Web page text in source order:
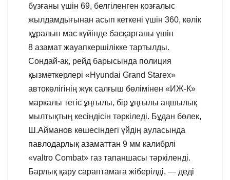
бұзғаны үшін 69, белгіленген қозғалыс
жылдамдығынан асып кеткені үшін 360, көлік
құралын мас күйінде басқарғаны үшін
8 азамат жауапкершілікке тартылды.
Сондай-ақ, рейд барысында полиция
қызметкерлері «Нyundai Grand Starex»
автокөлігінің жүк салғыш бөлімінен «ИЖ-К»
маркалы тегіс ұңғылы, бір ұңғылы аңшылық
мылтықтың кесіндісін тәркіледі. Бұдан бөлек,
Ш.Айманов көшесіндегі үйдің ауласында
павлодарлық азаматтан 9 мм калибрлі
«valtro Combat» газ тапаншасы тәркіленді.
Барлық қару сараптамаға жіберілді, — деді